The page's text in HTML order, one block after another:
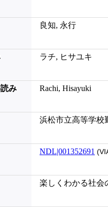
良知, 永行
ラチ, ヒサユキ
み Rachi, Hisayuki
浜松市立高等学校
NDL|001352691
楽しくわかる社会